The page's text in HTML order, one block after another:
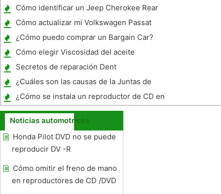
Wrangler
Cómo identificar un Jeep Cherokee Rear
End
Cómo actualizar mi Volkswagen Passat
¿Cómo puedo comprar un Bargain Car?
Cómo elegir Viscosidad del aceite
Secretos de reparación Dent
¿Cuáles son las causas de la Juntas de
culata soplado en Cars?
¿Cómo se instala un reproductor de CD en
un Monte Carlo 2000?
Noticias automotrices
Honda Pilot DVD no se puede
reproducir DV -R
Cómo omitir el freno de mano
en reproductores de CD /DVD